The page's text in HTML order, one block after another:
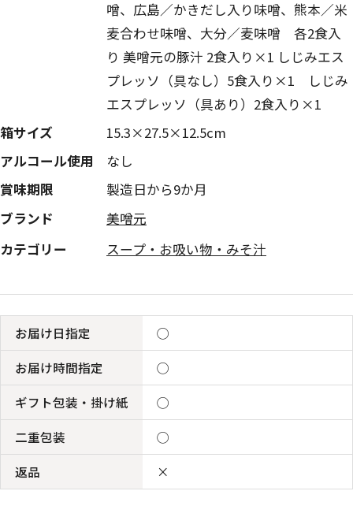
噌、広島／かきだし入り味噌、熊本／米
麦合わせ味噌、大分／麦味噌 各2食入
り 美噌元の豚汁 2食入り×1 しじみエス
プレッソ（具なし）5食入り×1 しじみ
エスプレッソ（具あり）2食入り×1
箱サイズ
15.3×27.5×12.5cm
アルコール使用
なし
賞味期限
製造日から9か月
ブランド
美噌元
カテゴリー
スープ・お吸い物・みそ汁
お届け日指定
◯
お届け時間指定
◯
ギフト包装・掛け紙
◯
二重包装
◯
返品
×